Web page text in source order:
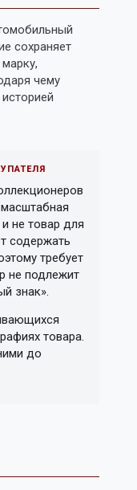
сохраняет
чему
не товар для
содержать
требует
не подлежит
знак».
товара.
до